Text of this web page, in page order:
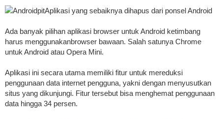
AndroidpitAplikasi yang sebaiknya dihapus dari ponsel Android
Ada banyak pilihan aplikasi browser untuk Android ketimbang
harus menggunakanbrowser bawaan. Salah satunya Chrome
untuk Android atau Opera Mini.
Aplikasi ini secara utama memiliki fitur untuk mereduksi
penggunaan data internet pengguna, yakni dengan menyusutkan
situs yang dikunjungi. Fitur tersebut bisa menghemat penggunaan
data hingga 34 persen.